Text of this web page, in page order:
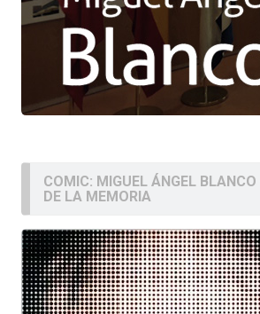
COMIC: MIGUEL ÁNGEL
DE LA MEMORIA